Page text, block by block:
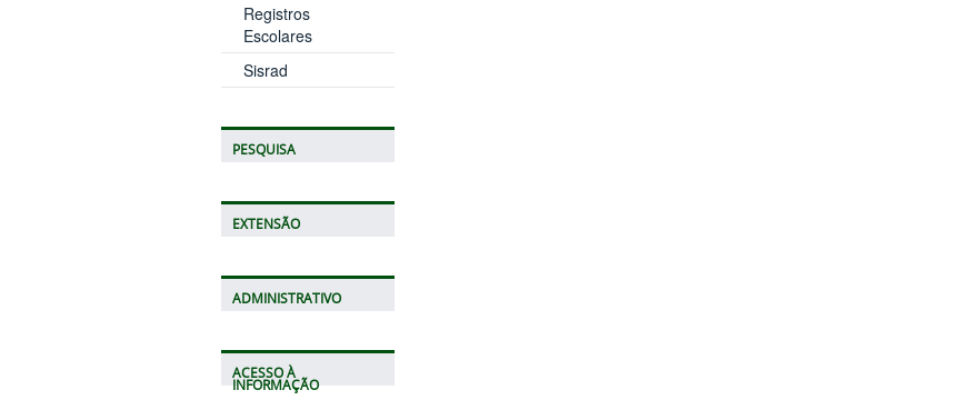
Registros
Escolares
Sisrad
PESQUISA
EXTENSÃO
ADMINISTRATIVO
ACESSO À
INFORMAÇÃO